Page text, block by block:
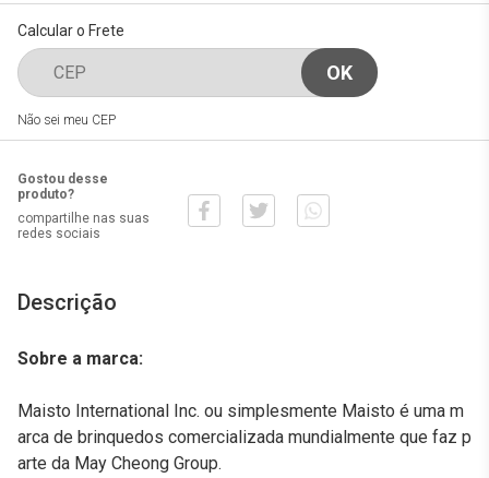
Calcular o Frete
Não sei meu CEP
Gostou desse
produto?
compartilhe nas suas
redes sociais
Descrição
Sobre a marca:
Maisto International Inc. ou simplesmente Maisto é uma m
arca de brinquedos comercializada mundialmente que faz p
arte da May Cheong Group.